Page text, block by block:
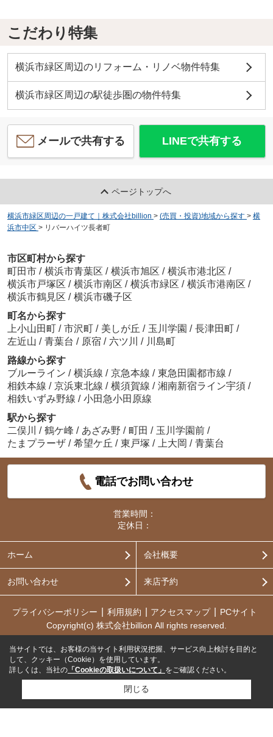
こだわり特集
横浜市緑区周辺のリフォーム・リノベ物件特集
横浜市緑区周辺の駅徒歩圏の物件特集
メールで共有する LINEで共有する
ページトップへ
横浜市緑区周辺の一戸建て｜株式会社billion > (売買・投資)地域から探す > 横
浜市中区 > リバーハイツ長者町
市区町村から探す
町田市 / 横浜市青葉区 / 横浜市旭区 / 横浜市港北区 /
横浜市戸塚区 / 横浜市南区 / 横浜市緑区 / 横浜市港南区 /
横浜市鶴見区 / 横浜市磯子区
町名から探す
上小山田町 / 市沢町 / 美しが丘 / 玉川学園 / 長津田町 /
左近山 / 青葉台 / 原宿 / 六ツ川 / 川島町
路線から探す
ブルーライン / 横浜線 / 京急本線 / 東急田園都市線 /
相鉄本線 / 京浜東北線 / 横須賀線 / 湘南新宿ライン宇須 /
相鉄いずみ野線 / 小田急小田原線
駅から探す
二俣川
/ 鶴ケ峰 / あざみ野 / 町田 / 玉川学園前 /
たまプラーザ / 希望ケ丘 / 東戸塚 / 上大岡 / 青葉台
電話でお問い合わせ
営業時間：
定休日：
ホーム 会社概要
お問い合わせ 来店予約
プライバシーポリシー 利用規約 アクセスマップ
PCサイト
Copyright(c) 株式会社billion All rights reserved.
当サイトでは、お客様の当サイト利用状況把握、サービス向上検討を目的と
して、クッキー（Cookie）を使用しています。
詳しくは、当社の 「Cookieの取扱いについて」 をご確認ください。
閉じる